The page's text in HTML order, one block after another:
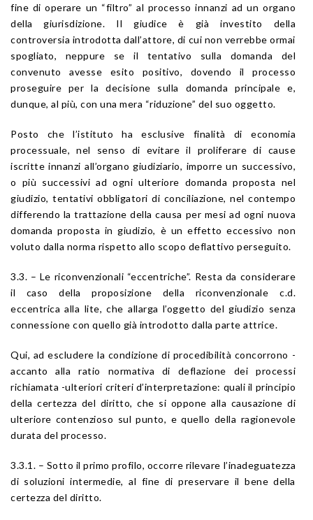
fine di operare un “filtro” al processo innanzi ad un organo
della giurisdizione. Il giudice è già investito della
controversia introdotta dall’attore, di cui non verrebbe ormai
spogliato, neppure se il tentativo sulla domanda del
convenuto avesse esito positivo, dovendo il processo
proseguire per la decisione sulla domanda principale e,
dunque, al più, con una mera “riduzione” del suo oggetto.
Posto che l’istituto ha esclusive finalità di economia
processuale, nel senso di evitare il proliferare di cause
iscritte innanzi all’organo giudiziario, imporre un successivo,
o più successivi ad ogni ulteriore domanda proposta nel
giudizio, tentativi obbligatori di conciliazione, nel contempo
differendo la trattazione della causa per mesi ad ogni nuova
domanda proposta in giudizio, è un effetto eccessivo non
voluto dalla norma rispetto allo scopo deflattivo perseguito.
3.3. – Le riconvenzionali “eccentriche”. Resta da considerare
il caso della proposizione della riconvenzionale c.d.
eccentrica alla lite, che allarga l’oggetto del giudizio senza
connessione con quello già introdotto dalla parte attrice.
Qui, ad escludere la condizione di procedibilità concorrono -
accanto alla ratio normativa di deflazione dei processi
richiamata -ulteriori criteri d’interpretazione: quali il principio
della certezza del diritto, che si oppone alla causazione di
ulteriore contenzioso sul punto, e quello della ragionevole
durata del processo.
3.3.1. – Sotto il primo profilo, occorre rilevare l’inadeguatezza
di soluzioni intermedie, al fine di preservare il bene della
certezza del diritto.